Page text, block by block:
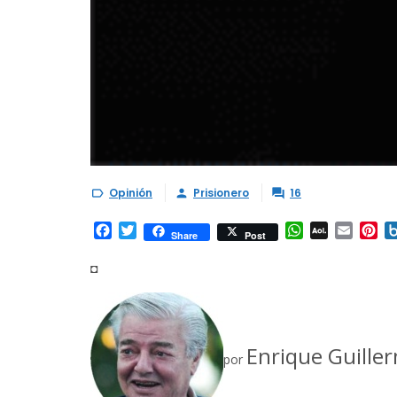
 Opinión  Prisionero  16
Facebook
TwitterShare Post WhatsApp
AOL Email
◘
por Enrique